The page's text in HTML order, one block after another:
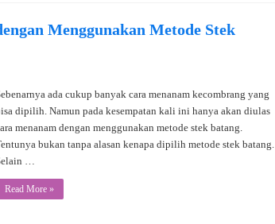
Menggunakan Metode Stek
ada cukup banyak cara menanam kecombrang yang
dipilih. Namun pada kesempatan kali ini hanya akan diulas
menanam dengan menggunakan metode stek batang.
bukan tanpa alasan kenapa dipilih metode stek batang.
…
Read More »